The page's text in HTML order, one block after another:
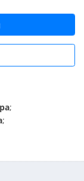
;
;